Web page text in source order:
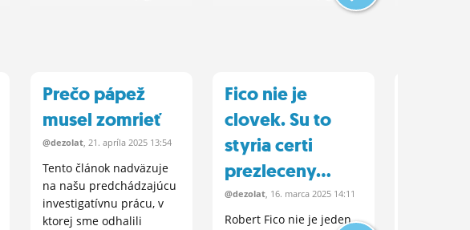
dojebala a znocila vsetky
plantazte.
Prečo pápež
musel zomrieť
@dezolat, 21. apríla2025 13:54
Tento článok nadväzuje
na našu predchádzajúcu
investigatívnu prácu, v
ktorej sme odhalili
Fico nie je
clovek. Su to
styria certi
prezleceny...
@dezolat, 16. marca2025 14:11
Robert Fico nie je jeden